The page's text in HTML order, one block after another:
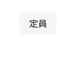
定員